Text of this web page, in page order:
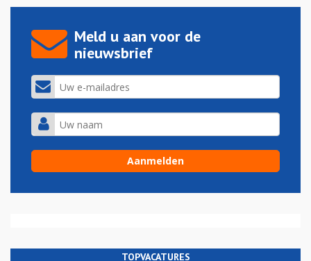
Meld u aan voor de
nieuwsbrief
TOPVACATURES